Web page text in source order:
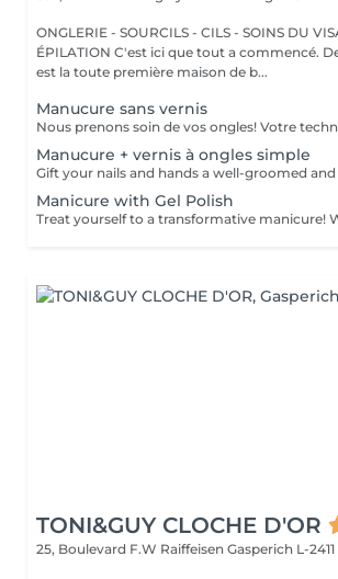
ONGLERIE - SOURCILS - CILS - SOINS DU
ÉPILATION C'est ici que tout a commencé. Depuis 2022, Merl
est la toute première maison de b...
Manucure sans vernis
Manucure + vernis à ongles simple
Manicure with Gel Polish
TONI&GUY CLOCHE D'OR
25, Boulevard F.W Raiffeisen Gasperich L-2411